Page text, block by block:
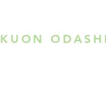
KUON